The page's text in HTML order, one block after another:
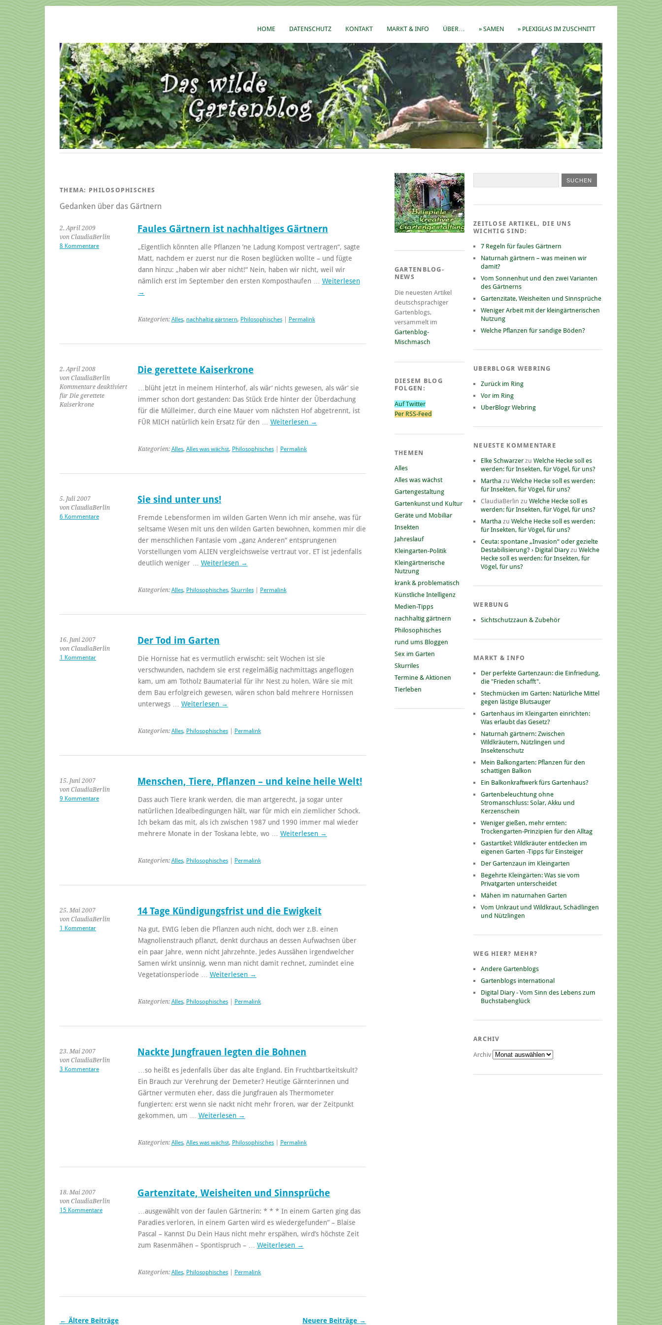
HOME DATENSCHUTZ KONTAKT MARKT & INFO ÜBER… » SAMEN » PLEXIGLAS IM ZUSCHNITT
THEMA: PHILOSOPHISCHES
Gedanken über das Gärtnern
2. April 2009
von ClaudiaBerlin
8 Kommentare
Faules Gärtnern ist nachhaltiges Gärtnern
„Eigentlich könnten alle Pflanzen ’ne Ladung Kompost vertragen“, sagte
Matt, nachdem er zuerst nur die Rosen beglücken wollte – und fügte
dann hinzu: „haben wir aber nicht!“ Nein, haben wir nicht, weil wir
nämlich erst im September den ersten Komposthaufen … Weiterlesen
→
Kategorien: Alles, nachhaltig gärtnern, Philosophisches| Permalink
2. April 2008
von ClaudiaBerlin
Kommentare deaktiviert
für Die gerettete
Kaiserkrone
Die gerettete Kaiserkrone
…blüht jetzt in meinem Hinterhof, als wär‘ nichts gewesen, als wär‘ sie
immer schon dort gestanden: Das Stück Erde hinter der Überdachung
für die Mülleimer, durch eine Mauer vom nächsten Hof abgetrennt, ist
FÜR MICH natürlich kein Ersatz für den … Weiterlesen →
Kategorien: Alles, Alles was wächst, Philosophisches| Permalink
5. Juli 2007
von ClaudiaBerlin
6 Kommentare
Sie sind unter uns!
Fremde Lebensformen im wilden Garten Wenn ich mir ansehe, was für
seltsame Wesen mit uns den wilden Garten bewohnen, kommen mir die
der menschlichen Fantasie vom „ganz Anderen“ entsprungenen
Vorstellungen vom ALIEN vergleichsweise vertraut vor. ET ist jedenfalls
deutlich weniger … Weiterlesen →
Kategorien: Alles, Philosophisches, Skurriles| Permalink
16. Juni 2007
von ClaudiaBerlin
1 Kommentar
Der Tod im Garten
Die Hornisse hat es vermutlich erwischt: seit Wochen ist sie
verschwunden, nachdem sie erst regelmäßig nachmittags angeflogen
kam, um am Totholz Baumaterial für ihr Nest zu holen. Wäre sie mit
dem Bau erfolgreich gewesen, wären schon bald mehrere Hornissen
unterwegs … Weiterlesen →
Kategorien: Alles, Philosophisches| Permalink
15. Juni 2007
von ClaudiaBerlin
9 Kommentare
Menschen, Tiere, Pflanzen – und keine heile Welt!
Dass auch Tiere krank werden, die man artgerecht, ja sogar unter
natürlichen Idealbedingungen hält, war für mich ein ziemlicher Schock.
Ich bekam das mit, als ich zwischen 1987 und 1990 immer mal wieder
mehrere Monate in der Toskana lebte, wo … Weiterlesen →
Kategorien: Alles, Philosophisches| Permalink
25. Mai 2007
von ClaudiaBerlin
1 Kommentar
14 Tage Kündigungsfrist und die Ewigkeit
Na gut, EWIG leben die Pflanzen auch nicht, doch wer z.B. einen
Magnolienstrauch pflanzt, denkt durchaus an dessen Aufwachsen über
ein paar Jahre, wenn nicht Jahrzehnte. Jedes Aussähen irgendwelcher
Samen wirkt unsinnig, wenn man nicht damit rechnet, zumindet eine
Vegetationsperiode … Weiterlesen →
Kategorien: Alles, Philosophisches| Permalink
23. Mai 2007
von ClaudiaBerlin
3 Kommentare
Nackte Jungfrauen legten die Bohnen
…so heißt es jedenfalls über das alte England. Ein Fruchtbartkeitskult?
Ein Brauch zur Verehrung der Demeter? Heutige Gärnterinnen und
Gärtner vermuten eher, dass die Jungfrauen als Thermometer
fungierten: erst wenn sie nackt nicht mehr froren, war der Zeitpunkt
gekommen, um … Weiterlesen →
Kategorien: Alles, Alles was wächst, Philosophisches| Permalink
18. Mai 2007
von ClaudiaBerlin
15 Kommentare
Gartenzitate, Weisheiten und Sinnsprüche
…ausgewählt von der faulen Gärtnerin: * * * In einem Garten ging das
Paradies verloren, in einem Garten wird es wiedergefunden“ – Blaise
Pascal – Kannst Du Dein Haus nicht mehr erspähen, wird’s höchste Zeit
zum Rasenmähen – Spontispruch – … Weiterlesen →
Kategorien: Alles, Philosophisches| Permalink
← Ältere Beiträge Neuere Beiträge →
GARTENBLOG-
NEWS
Die neuesten Artikel
deutschsprachiger
Gartenblogs,
versammelt im
Gartenblog-
Mischmasch
DIESEM BLOG
FOLGEN:
Auf Twitter
Per RSS-Feed
THEMEN
Alles
Alles was wächst
Gartengestaltung
Gartenkunst und Kultur
Geräte und Mobiliar
Insekten
Jahreslauf
Kleingarten-Politik
Kleingärtnerische
Nutzung
krank & problematisch
Künstliche Intelligenz
Medien-Tipps
nachhaltig gärtnern
Philosophisches
rund ums Bloggen
Sex im Garten
Skurriles
Termine & Aktionen
Tierleben
ZEITLOSE ARTIKEL, DIE UNS
WICHTIG SIND:
7 Regeln für faules Gärtnern
Naturnah gärtnern – was meinen wir
damit?
Vom Sonnenhut und den zwei Varianten
des Gärtnerns
Gartenzitate, Weisheiten und Sinnsprüche
Weniger Arbeit mit der kleingärtnerischen
Nutzung
Welche Pflanzen für sandige Böden?
UBERBLOGR WEBRING
Zurück im Ring
Vor im Ring
UberBlogr Webring
NEUESTE KOMMENTARE
Elke Schwarzer zu Welche Hecke soll es
werden: für Insekten, für Vögel, für uns?
Martha zu Welche Hecke soll es werden:
für Insekten, für Vögel, für uns?
ClaudiaBerlin zu Welche Hecke soll es
werden: für Insekten, für Vögel, für uns?
Martha zu Welche Hecke soll es werden:
für Insekten, für Vögel, für uns?
Ceuta: spontane „Invasion“ oder gezielte
Destabilisierung? › Digital Diaryzu Welche
Hecke soll es werden: für Insekten, für
Vögel, für uns?
WERBUNG
Sichtschutzzaun & Zubehör
MARKT & INFO
Der perfekte Gartenzaun: die Einfriedung,
die "Frieden schafft".
Stechmücken im Garten: Natürliche Mittel
gegen lästige Blutsauger
Gartenhaus im Kleingarten einrichten:
Was erlaubt das Gesetz?
Naturnah gärtnern: Zwischen
Wildkräutern, Nützlingen und
Insektenschutz
Mein Balkongarten: Pflanzen für den
schattigen Balkon
Ein Balkonkraftwerk fürs Gartenhaus?
Gartenbeleuchtung ohne
Stromanschluss: Solar, Akku und
Kerzenschein
Weniger gießen, mehr ernten:
Trockengarten-Prinzipien für den Alltag
Gastartikel: Wildkräuter entdecken im
eigenen Garten -Tipps für Einsteiger
Der Gartenzaun im Kleingarten
Begehrte Kleingärten: Was sie vom
Privatgarten unterscheidet
Mähen im naturnahen Garten
Vom Unkraut und Wildkraut, Schädlingen
und Nützlingen
WEG HIER? MEHR?
Andere Gartenblogs
Gartenblogs international
Digital Diary - Vom Sinn des Lebens zum
Buchstabenglück
ARCHIV
Archiv